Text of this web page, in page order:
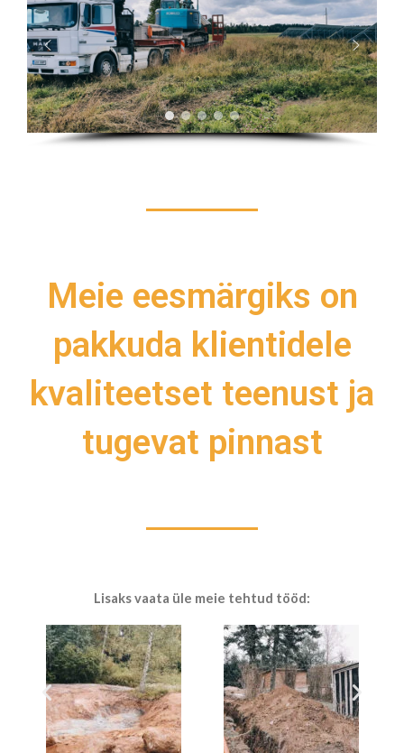
Meie eesmärgiks on
pakkuda klientidele
kvaliteetset teenust ja
tugevat pinnast
Lisaks vaata üle meie tehtud tööd: